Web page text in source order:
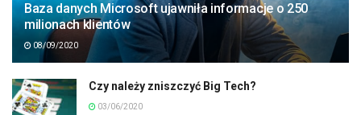
Baza danych Microsoft ujawniła informacje o 250
milionach klientów
08/09/2020
Czy należy zniszczyć Big Tech?
03/06/2020